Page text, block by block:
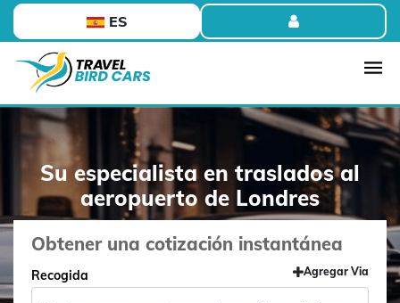
ES
Su especialista en traslados al
aeropuerto de Londres
Obtener una cotización instantánea
Recogida Agregar Via